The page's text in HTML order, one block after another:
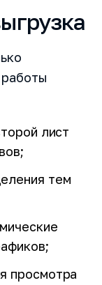
лист
тем
просмотра